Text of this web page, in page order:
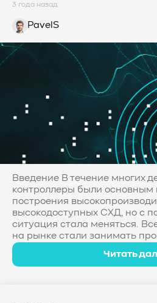
3 года назад
PavelS
Введение В течение многих
контроллеры были
построения
высокодоступных СХД, но с
ситуация стала меняться.
на рынке стали занимать
Читать